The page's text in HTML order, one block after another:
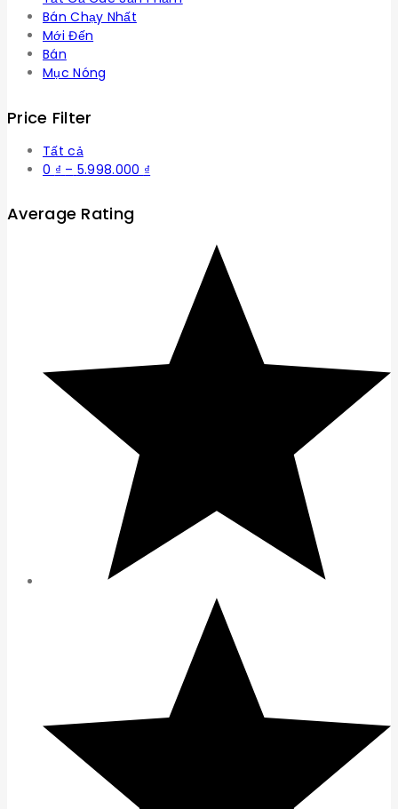
Bán Chạy Nhất
Mới Đến
Bán
Mục Nóng
Price Filter
Tất cả
0 ₫ – 5.998.000 ₫
5.998.000 ₫
Average Rating